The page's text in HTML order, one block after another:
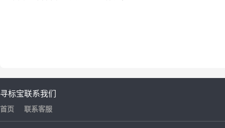
寻标宝
首页
联系我们
联系客服